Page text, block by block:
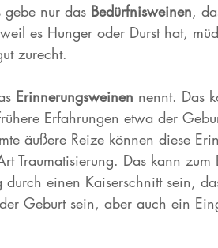
gebe nur das Bedürfnisweinen,
es Hunger oder Durst hat,
zurecht.
Erinnerungsweinen nennt. Das
Erfahrungen etwa der
äußere Reize können diese
Traumatisierung. Das kann zum
durch einen Kaiserschnitt sein,
Geburt sein, aber auch ein